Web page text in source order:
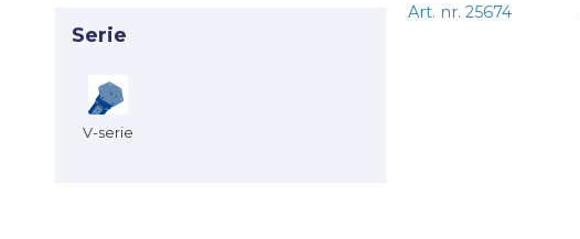
Serie
V-serie
Art. nr. 25674